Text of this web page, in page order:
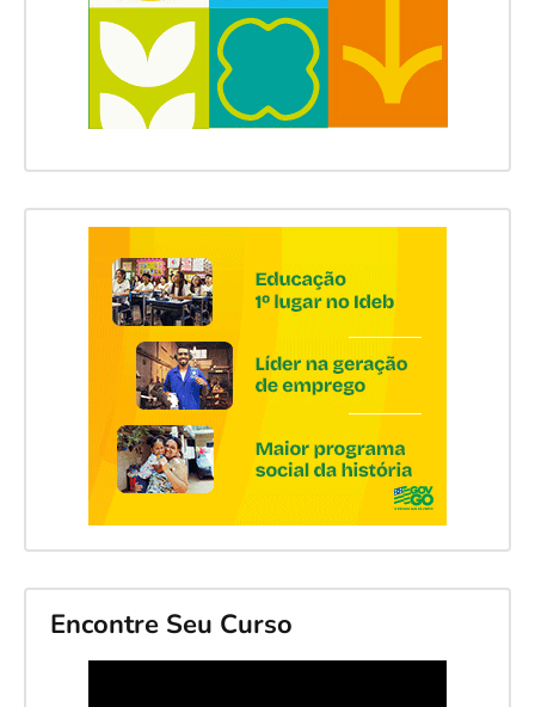
Encontre Seu Curso